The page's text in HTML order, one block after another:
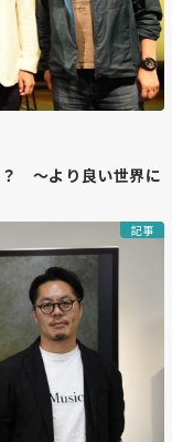
〜より良い世界に
記事